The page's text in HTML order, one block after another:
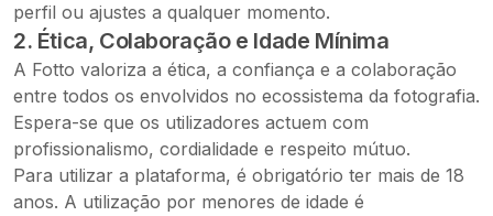
perfil ou ajustes a qualquer momento.
2. Ética, Colaboração e Idade Mínima
A Fotto valoriza a ética, a confiança e a colaboração
entre todos os envolvidos no ecossistema da fotografia.
Espera-se que os utilizadores actuem com
profissionalismo, cordialidade e respeito mútuo.
Para utilizar a plataforma, é obrigatório ter mais de 18
anos. A utilização por menores de idade é